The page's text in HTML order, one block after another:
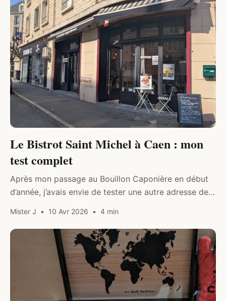
DRINK & FOOD
Le Bistrot Saint Michel à Caen : mon
test complet
Après mon passage au Bouillon Caponière en début
d’année, j’avais envie de tester une autre adresse de
Mister J 10 Avr 2026 4 min
DRINK & FOOD